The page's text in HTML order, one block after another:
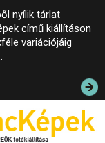
nyílik tárlat
című kiállításon
variációjáig